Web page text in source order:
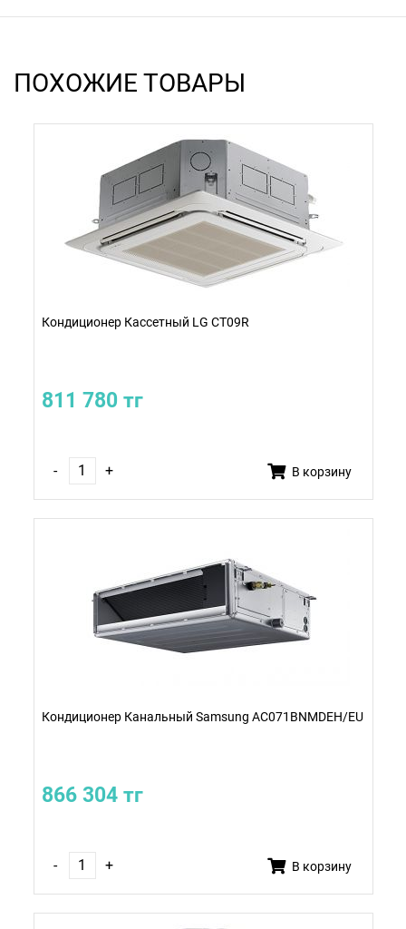
ПОХОЖИЕ ТОВАРЫ
Кондиционер Кассетный LG CT09R
811 780 тг
- + В корзину
Кондиционер Канальный Samsung AC071BNMDEH/EU
866 304 тг
- + В корзину